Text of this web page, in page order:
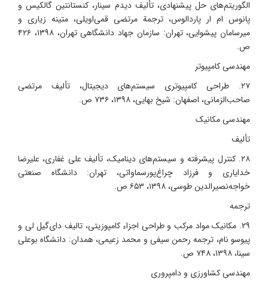
الگوریتم‌های حل پیشنهادی، تألیف دیدم سینار، کنستانتین گالکیس و
پانوس ام ار پاردالوس، ترجمة مرتضی قمی‌اویلی، متینه زیاری و
میرسامان پیشوایی، تهران: سازمان جهاد دانشگاهی تهران، ۱۳۹۸، ۴۲۶
ص.
مهندسی کامپیوتر
۲۷. طراحی کامپیوتری سیستم‌های دیجیتال، تألیف مرتضی
صاحب‌الزمانی، اصفهان: شیخ بهایی، ۱۳۹۸، ۷۳۶ ص.
مهندسی مکانیک
تألیف
۲۸. کنترل پیشرفته و سیستم‌های دینامیک، تألیف علی غفاری، علیرضا
خدایاری و فرزاد چراغ‌پورسماواتی، تهران: دانشگاه صنعتی
خواجه‌نصیرالدین طوسی، ۱۳۹۸، ۶۵۳ ص.
ترجمه
۲۹. مکانیک مواد مرکب و طراحی اجزاء کامپوزیتی، تالیف دای‌گیل لی و
پیوسو نام، ترجمه رحمن سیفی و محمد زعیمی، همدان: دانشگاه بوعلی
سینا، ۱۳۹۸، ۷۴۸ ص.
مهندسی کشاورزی و دامپروری